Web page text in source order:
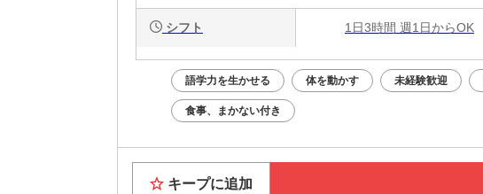
シフト 1日3時間 週1日からOK
語学力を生かせる 体を動かす 未経験歓迎
食事、まかない付き
キープに追加